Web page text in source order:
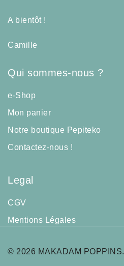
A bientôt !
Camille
Qui sommes-nous ?
e-Shop
Mon panier
Notre boutique Pepiteko
Contactez-nous !
Legal
CGV
Mentions Légales
© 2026 MAKADAM POPPINS.